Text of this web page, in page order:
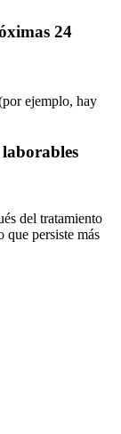
24
ejemplo, hay
del tratamiento
que persiste más